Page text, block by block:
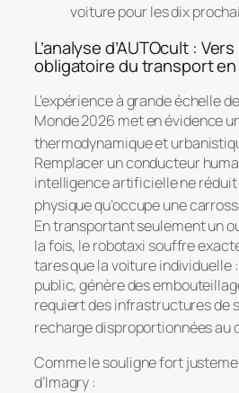
voiture pour les dix
L’analyse d’AUTOcult :
obligatoire du transport
L’expérience à grande échelle
Monde 2026 met en évidence
thermodynamique et
Remplacer un conducteur
intelligence artificielle ne réduit
physique qu’occupe une
En transportant seulement un
la fois, le robotaxi souffre
tares que la voiture individuelle
public, génère des
requiert des infrastructures de
recharge disproportionnées
Comme le souligne fort
d’Imagry :